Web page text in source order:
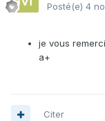
Posté(e) 4
je vous
a+
Citer